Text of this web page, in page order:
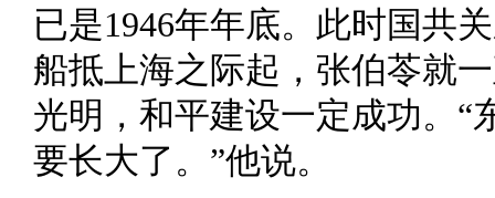
已是1946年年底。此时国共
船抵上海之际起，张伯苓就
光明，和平建设一定成功。“
要长大了。”他说。